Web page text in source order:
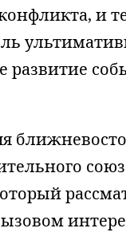
и
развитие